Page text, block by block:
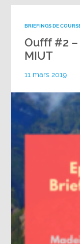
BRIEFINGS DE
Oufff #2 –
MIUT
11 mars 2019